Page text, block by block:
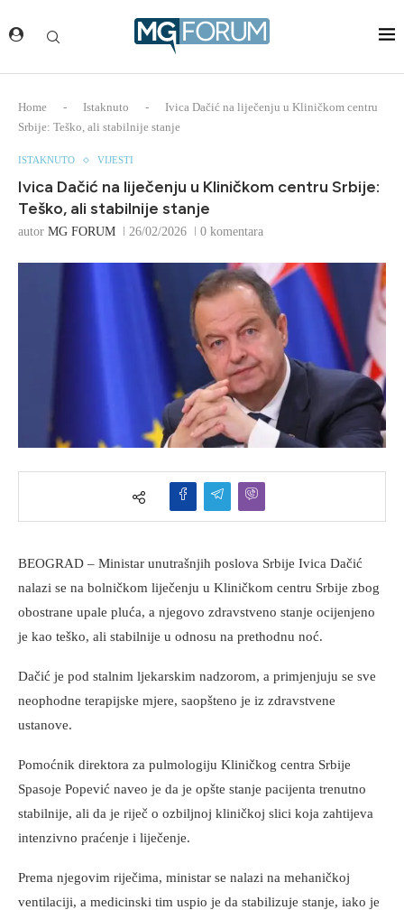
Home - Istaknuto -
Ivica Dačić na liječenju u Kliničkom centru
Srbije: Teško, ali stabilnije stanje
ISTAKNUTO VIJESTI
Ivica Dačić na liječenju u Kliničkom centru Srbije:
Teško, ali stabilnije stanje
autor MG FORUM 26/02/2026 0 komentara
BEOGRAD – Ministar unutrašnjih poslova Srbije Ivica Dačić
nalazi se na bolničkom liječenju u Kliničkom centru Srbije zbog
obostrane upale pluća, a njegovo zdravstveno stanje ocijenjeno
je kao teško, ali stabilnije u odnosu na prethodnu noć.
Dačić je pod stalnim ljekarskim nadzorom, a primjenjuju se sve
neophodne terapijske mjere, saopšteno je iz zdravstvene
ustanove.
Pomoćnik direktora za pulmologiju Kliničkog centra Srbije
Spasoje Popević naveo je da je opšte stanje pacijenta trenutno
stabilnije, ali da je riječ o ozbiljnoj kliničkoj slici koja zahtijeva
intenzivno praćenje i liječenje.
Prema njegovim riječima, ministar se nalazi na mehaničkoj
ventilaciji, a medicinski tim uspio je da stabilizuje stanje, iako je